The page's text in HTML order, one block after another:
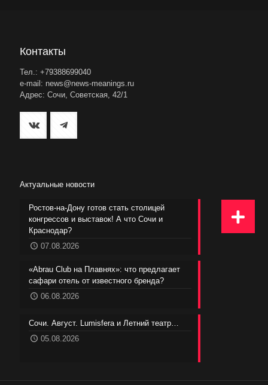
Контакты
Тел.: +79388699040
e-mail: news@news-meanings.ru
Адрес: Сочи, Советская, 42/1
Актуальные новости
Ростов-на-Дону готов стать столицей
конгрессов и выставок! А что Сочи и
Краснодар?
07.08.2026
«Abrau Club на Плавнях»: что предлагает
сафари отель от известного бренда?
06.08.2026
Сочи. Август. Lumisfera и Летний театр…
05.08.2026